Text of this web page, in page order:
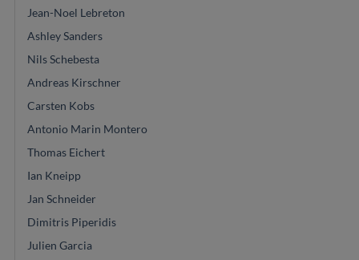
Jean-Noel Lebreton
Ashley Sanders
Nils Schebesta
Andreas Kirschner
Carsten Kobs
Antonio Marin Montero
Thomas Eichert
Ian Kneipp
Jan Schneider
Dimitris Piperidis
Julien Garcia